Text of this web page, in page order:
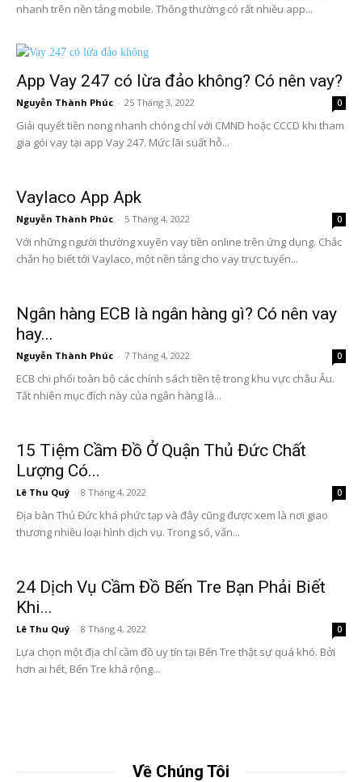
nhanh trên nền tảng mobile. Thông thường có rất nhiều app...
App Vay 247 có lừa đảo không? Có nên vay?
Nguyễn Thành Phúc - 25 Tháng 3, 2022 0
Giải quyết tiền nong nhanh chóng chỉ với CMND hoặc CCCD khi tham
gia gói vay tại app Vay 247. Mức lãi suất hỗ...
Vaylaco App Apk
Nguyễn Thành Phúc - 5 Tháng 4, 2022 0
Với những người thường xuyên vay tiền online trên ứng dụng. Chắc
chắn họ biết tới Vaylaco, một nền tảng cho vay trực tuyến...
Ngân hàng ECB là ngân hàng gì? Có nên vay
hay...
Nguyễn Thành Phúc - 7 Tháng 4, 2022 0
ECB chi phối toàn bộ các chính sách tiền tệ trong khu vực châu Âu.
Tất nhiên mục đích này của ngân hàng là...
15 Tiệm Cầm Đồ Ở Quận Thủ Đức Chất
Lượng Có...
Lê Thu Quý - 8 Tháng 4, 2022 0
Địa bàn Thủ Đức khá phức tạp và đây cũng được xem là nơi giao
thương nhiều loại hình dịch vụ. Trong số, vấn...
24 Dịch Vụ Cầm Đồ Bến Tre Bạn Phải Biết
Khi...
Lê Thu Quý - 8 Tháng 4, 2022 0
Lựa chọn một địa chỉ cầm đồ uy tín tại Bến Tre thật sự quá khó. Bởi
hơn ai hết, Bến Tre khá rộng...
Về Chúng Tôi